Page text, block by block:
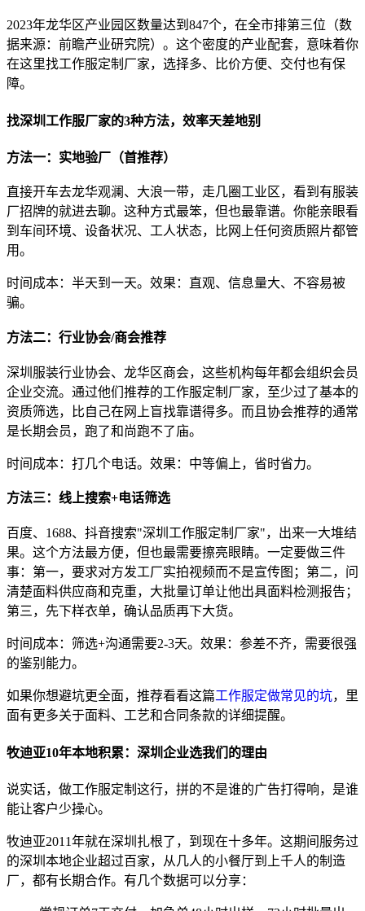
2023年龙华区产业园区数量达到847个，在全市排第三位（数
据来源：前瞻产业研究院）。这个密度的产业配套，意味着你
在这里找工作服定制厂家，选择多、比价方便、交付也有保
障。
找深圳工作服厂家的3种方法，效率天差地别
方法一：实地验厂（首推荐）
直接开车去龙华观澜、大浪一带，走几圈工业区，看到有服装
厂招牌的就进去聊。这种方式最笨，但也最靠谱。你能亲眼看
到车间环境、设备状况、工人状态，比网上任何资质照片都管
用。
时间成本：半天到一天。效果：直观、信息量大、不容易被
骗。
方法二：行业协会/商会推荐
深圳服装行业协会、龙华区商会，这些机构每年都会组织会员
企业交流。通过他们推荐的工作服定制厂家，至少过了基本的
资质筛选，比自己在网上盲找靠谱得多。而且协会推荐的通常
是长期会员，跑了和尚跑不了庙。
时间成本：打几个电话。效果：中等偏上，省时省力。
方法三：线上搜索+电话筛选
百度、1688、抖音搜索"深圳工作服定制厂家"，出来一大堆结
果。这个方法最方便，但也最需要擦亮眼睛。一定要做三件
事：第一，要求对方发工厂实拍视频而不是宣传图；第二，问
清楚面料供应商和克重，大批量订单让他出具面料检测报告；
第三，先下样衣单，确认品质再下大货。
时间成本：筛选+沟通需要2-3天。效果：参差不齐，需要很强
的鉴别能力。
如果你想避坑更全面，推荐看看这篇工作服定做常见的坑，里
面有更多关于面料、工艺和合同条款的详细提醒。
牧迪亚10年本地积累：深圳企业选我们的理由
说实话，做工作服定制这行，拼的不是谁的广告打得响，是谁
能让客户少操心。
牧迪亚2011年就在深圳扎根了，到现在十多年。这期间服务过
的深圳本地企业超过百家，从几人的小餐厅到上千人的制造
厂，都有长期合作。有几个数据可以分享：